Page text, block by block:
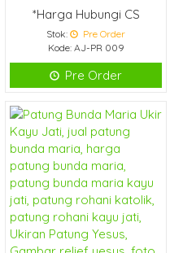
*Harga Hubungi CS
Stok:
Pre Order
Kode: AJ-PR 009
Pre Order